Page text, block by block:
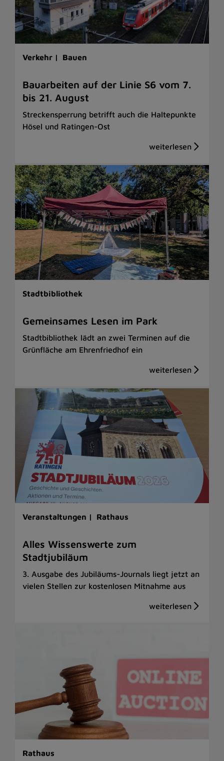
Verkehr | Bauen
Bauarbeiten auf der Linie S6 vom 7.
bis 21. August
Streckensperrung betrifft auch die Haltepunkte
Hösel und Ratingen-Ost
Stadtbibliothek
Gemeinsames Lesen im Park
Stadtbibliothek lädt an zwei Terminen auf die
Grünfläche am Ehrenfriedhof ein
Veranstaltungen | Rathaus
Alles Wissenswerte zum
Stadtjubiläum
3. Ausgabe des Jubiläums-Journals liegt jetzt an
vielen Stellen zur kostenlosen Mitnahme aus
Rathaus